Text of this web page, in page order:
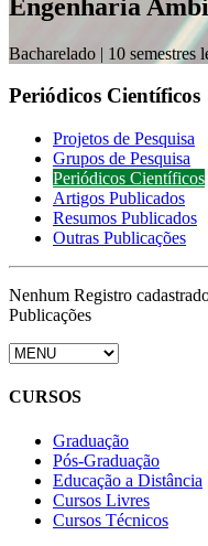
Engenharia
Bacharelado | 10 semestres
Periódicos Científicos
Projetos de Pesquisa
Grupos de Pesquisa
Periódicos Científicos
Artigos Publicados
Resumos Publicados
Outras Publicações
Nenhum Registro
Publicações
CURSOS
Graduação
Pós-Graduação
Educação a Distância
Cursos Livres
Cursos Técnicos